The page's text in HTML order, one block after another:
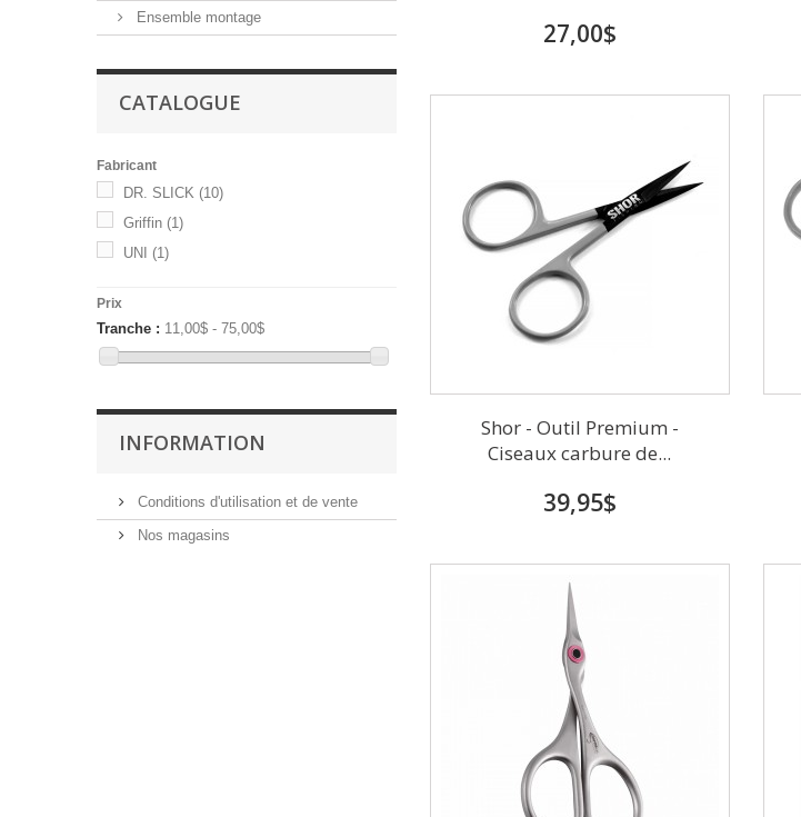
Ensemble montage
CATALOGUE
Fabricant
DR. SLICK (10)
Griffin (1)
UNI (1)
Prix
Tranche : 11,00$ - 75,00$
INFORMATION
Conditions d'utilisation et de vente
Nos magasins
27,00$
Shor - Outil Premium -
Ciseaux carbure de...
39,95$